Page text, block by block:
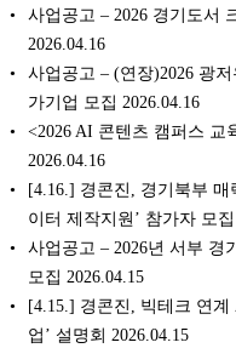
사업공고 – 2026 경기도서
2026.04.16
사업공고 – (연장)2026 광
가기업 모집 2026.04.16
<2026 AI 콘텐츠 캠퍼스 교
2026.04.16
[4.16.] 경콘진, 경기북부 매
이터 제작지원’ 참가자 모
사업공고 – 2026년 서부 경
모집 2026.04.15
[4.15.] 경콘진, 빅테크 연
업’ 설명회 2026.04.15